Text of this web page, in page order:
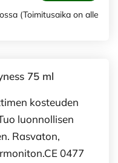
(Toimitusaika on alle
75 ml
kosteuden
luonnollisen
Rasvaton,
0477